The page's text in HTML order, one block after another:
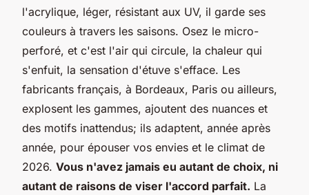
l'acrylique, léger, résistant aux UV, il garde ses
couleurs à travers les saisons. Osez le micro-
perforé, et c'est l'air qui circule, la chaleur qui
s'enfuit, la sensation d'étuve s'efface. Les
fabricants français, à Bordeaux, Paris ou ailleurs,
explosent les gammes, ajoutent des nuances et
des motifs inattendus; ils adaptent, année après
année, pour épouser vos envies et le climat de
2026. Vous n'avez jamais eu autant de choix, ni
autant de raisons de viser l'accord parfait. La